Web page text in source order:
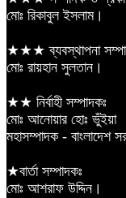
মোঃ রিকাবুল ইসলাম।
★★★ ব্যবস্থাপনা
মোঃ রায়হান সুলতান।
★★ নির্বাহী সম্পাদকঃ
মোঃ আনোয়ার হোঃ ভুঁইয়া
মহাসম্পাদক - বাংলাদেশ
★বার্তা সম্পাদকঃ
মোঃ আশরাফ উদ্দিন।